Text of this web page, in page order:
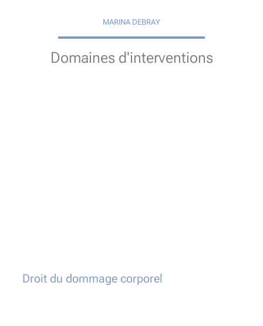
MARINA DEBRAY
Domaines d'interventions
Droit du dommage corporel